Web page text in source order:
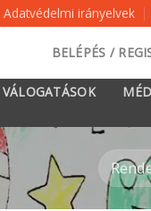
Adatvédelmi irányelvek
BELÉPÉS /